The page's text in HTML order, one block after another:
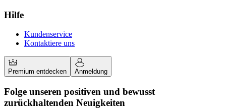
Hilfe
Kundenservice
Kontaktiere uns
Premium entdecken Anmeldung
Folge unseren positiven und bewusst
zurückhaltenden Neuigkeiten